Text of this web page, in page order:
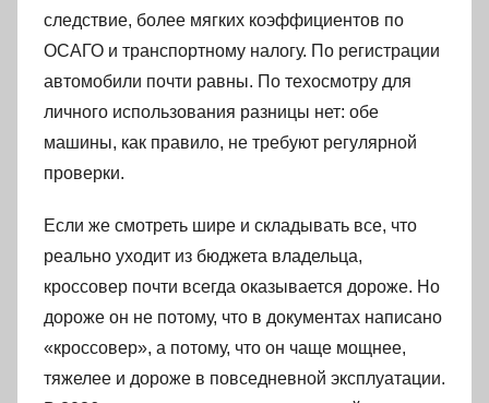
следствие, более мягких коэффициентов по
ОСАГО и транспортному налогу. По регистрации
автомобили почти равны. По техосмотру для
личного использования разницы нет: обе
машины, как правило, не требуют регулярной
проверки.
Если же смотреть шире и складывать все, что
реально уходит из бюджета владельца,
кроссовер почти всегда оказывается дороже. Но
дороже он не потому, что в документах написано
«кроссовер», а потому, что он чаще мощнее,
тяжелее и дороже в повседневной эксплуатации.